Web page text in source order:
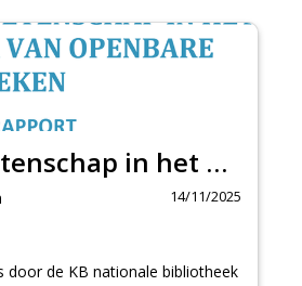
Burgerwetenschap in het netwerk van openbare bibliotheken
14/11/2025
door de KB nationale bibliotheek